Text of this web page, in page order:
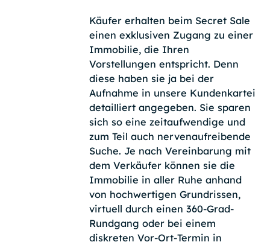
Käufer erhalten beim Secret Sale
einen exklusiven Zugang zu einer
Immobilie, die Ihren
Vorstellungen entspricht. Denn
diese haben sie ja bei der
Aufnahme in unsere Kundenkartei
detailliert angegeben. Sie sparen
sich so eine zeitaufwendige und
zum Teil auch nervenaufreibende
Suche. Je nach Vereinbarung mit
dem Verkäufer können sie die
Immobilie in aller Ruhe anhand
von hochwertigen Grundrissen,
virtuell durch einen 360-Grad-
Rundgang oder bei einem
diskreten Vor-Ort-Termin in